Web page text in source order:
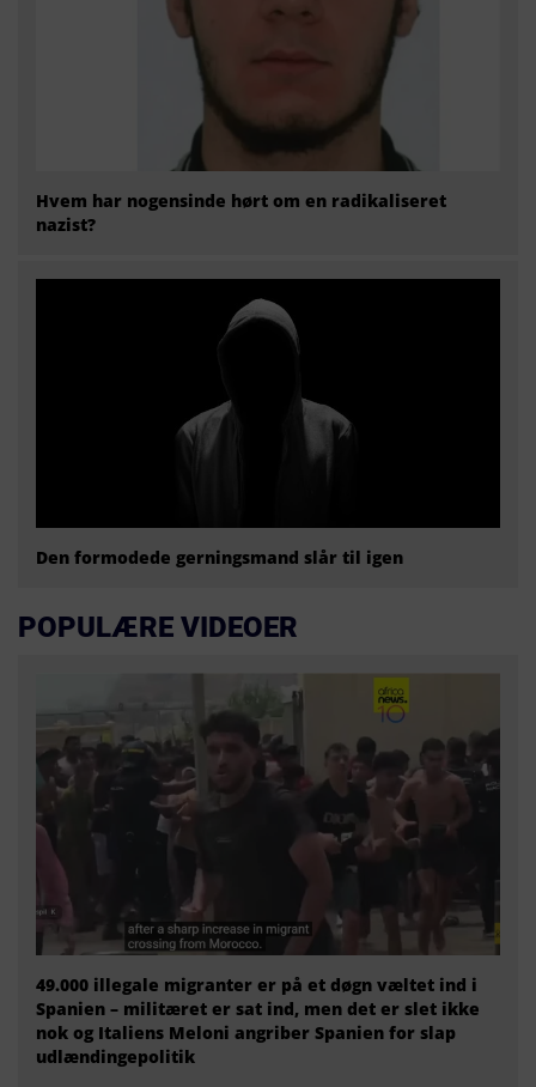
Hvem har nogensinde hørt om en radikaliseret
nazist?
Den formodede gerningsmand slår til igen
POPULÆRE VIDEOER
49.000 illegale migranter er på et døgn væltet ind i
Spanien – militæret er sat ind, men det er slet ikke
nok og Italiens Meloni angriber Spanien for slap
udlændingepolitik